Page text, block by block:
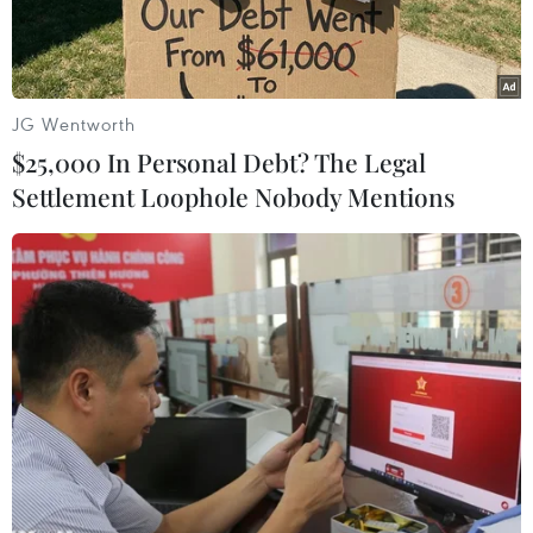
Nhân viên y tế lấy mẫu xét nghiệm COVID-19 tại Panama City
ngày 9/4/2020. (Ảnh: AFP/TTXVN)
Bộ Y tế Panama cho biết trong ngày 11/4, nước
này đã ghi nhận thêm 260 ca mắc bệnh viêm
đường hô hấp cấp (COVID-19), nâng tổng số ca
bị mắc bệnh lên tới 3.234 ca và 79 ca tử vong.
JG Wentworth
$25,000 In Personal Debt? The Legal
Settlement Loophole Nobody Mentions